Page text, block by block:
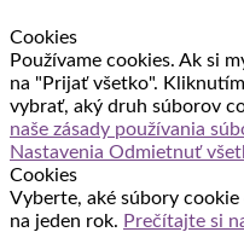
Cookies
Používame cookies. Ak si
na "Prijať všetko".
vybrať, aký druh súborov
naše zásady používania
Nastavenia Odmietnuť
Cookies
Vyberte, aké súbory
na jeden rok. Prečítajte si